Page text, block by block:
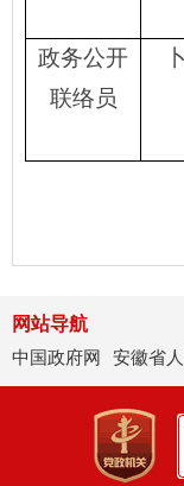
政务公开
联络员
网站导航
中国政府网
安徽省